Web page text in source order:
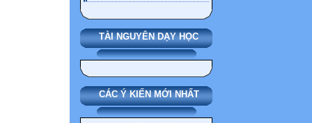
TÀI NGUYÊN DẠY HỌC
CÁC Ý KIẾN MỚI NHẤT